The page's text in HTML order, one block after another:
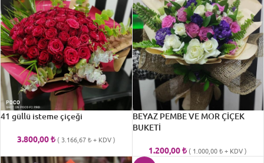
41 güllü isteme çiçeği
3.800,00₺ ( 3.166,67₺+ KDV )
BEYAZ PEMBE VE MOR ÇİÇEK
BUKETİ
1.200,00₺ ( 1.000,00₺+ KDV )